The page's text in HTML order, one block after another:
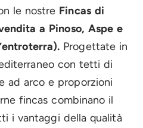
le nostre Fincas di
a Pinoso, Aspe e
Progettate in
con tetti di
ad arco e proporzioni
fincas combinano il
i vantaggi della qualità